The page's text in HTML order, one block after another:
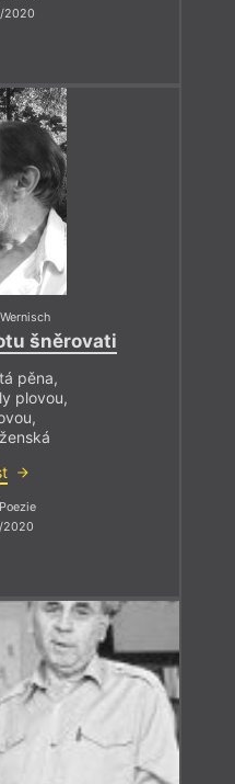
2020
šněrovati
pěna,
plovou,
2020